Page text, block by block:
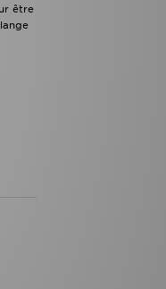
être